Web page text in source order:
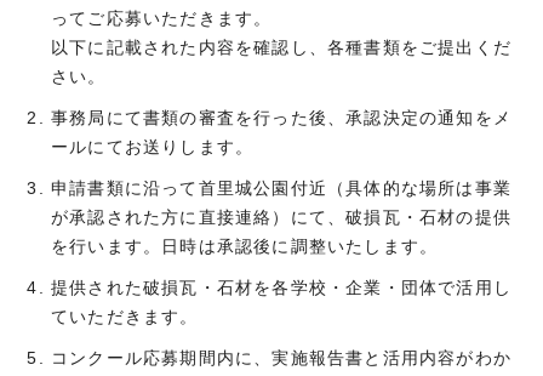
ってご応募いただきます。
以下に記載された内容を確認し、各種書類をご提出くだ
さい。
事務局にて書類の審査を行った後、承認決定の通知をメ
ールにてお送りします。
申請書類に沿って首里城公園付近（具体的な場所は事業
が承認された方に直接連絡）にて、破損瓦・石材の提供
を行います。日時は承認後に調整いたします。
提供された破損瓦・石材を各学校・企業・団体で活用し
ていただきます。
コンクール応募期間内に、実施報告書と活用内容がわか